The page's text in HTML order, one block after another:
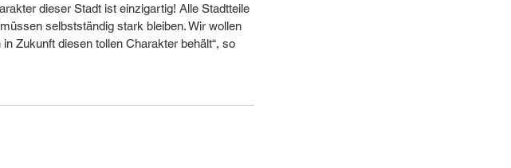
dieser Stadt ist einzigartig! Alle Stadtteile
selbstständig stark bleiben. Wir wollen
Zukunft diesen tollen Charakter behält“, so